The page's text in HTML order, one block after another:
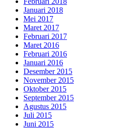
Januari 2018
Mei 2017
Maret 2017
Februari 2017
Maret 2016
Februari 2016
Januari 2016
Desember 2015
November 2015
Oktober 2015
September 2015
Agustus 2015
Juli 2015
Juni 2015